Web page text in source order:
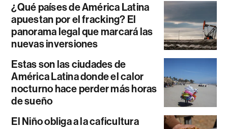
¿Qué países de América Latina
apuestan por el fracking? El
panorama legal que marcará las
nuevas inversiones
Estas son las ciudades de
América Latina donde el calor
nocturno hace perder más horas
de sueño
El Niño obliga a la caficultura